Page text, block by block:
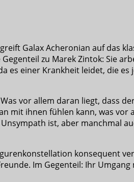
Galax Acheronian auf das
zu Marek Zintok: Sie
einer Krankheit leidet, die
vor allem daran liegt, dass
mit ihnen fühlen kann, was vor
ist, aber manchmal
konsequent
Im Gegenteil: Ihr